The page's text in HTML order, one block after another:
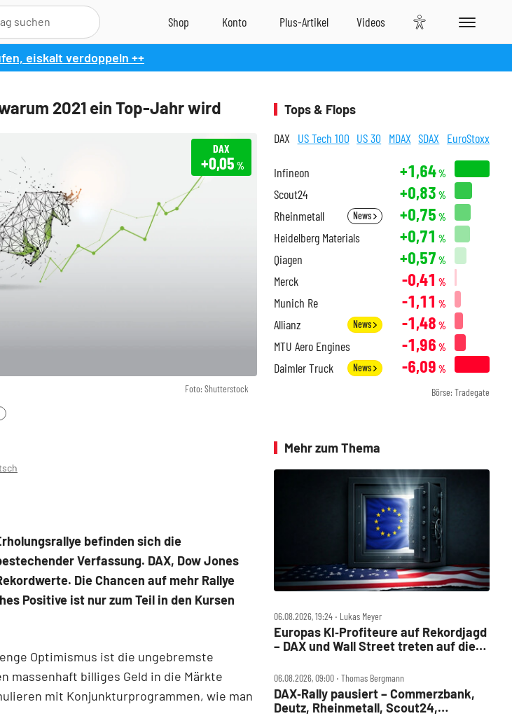
eiskalt verdoppeln ++
2021 ein Top-Jahr wird
Foto: Shutterstock
DAX
+0,05 %
befinden sich die
Verfassung. DAX, Dow Jones
Die Chancen auf mehr Rallye
Positive ist nur zum Teil in den Kursen
Optimismus ist die ungebremste
massenhaft billiges Geld in die Märkte
mit Konjunkturprogrammen, wie man
Tops & Flops
DAX US Tech 100 US 30 MDAX SDAX EuroStoxx
Infineon +1,64%
Scout24 +0,83 %
Rheinmetall News +0,75 %
Heidelberg Materials +0,71 %
Qiagen +0,57 %
Merck -0,41 %
Munich Re -1,11 %
Allianz News -1,48 %
MTU Aero Engines -1,96 %
Daimler Truck News -6,09 %
Börse: Tradegate
Mehr zum Thema
06.08.2026, 19:24 ‧ Lukas Meyer
Europas KI‑Profiteure auf Rekordjagd
– DAX und Wall Street treten auf die
06.08.2026, 09:00 ‧ Thomas Bergmann
DAX‑Rally pausiert – Commerzbank,
Deutz, Rheinmetall, Scout24,